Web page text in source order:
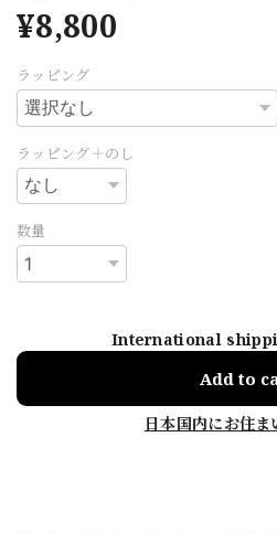
¥8,800
ラッピング
ラッピング＋のし
数量
International
Add to
日本国内にお住ま